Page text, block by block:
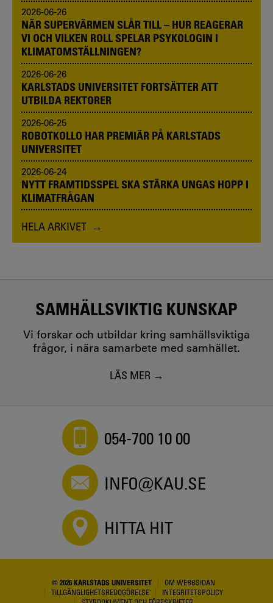
2026-06-26
NÄR SUPERVÄRMEN SLÅR TILL – HUR REAGERAR
VI OCH VILKEN ROLL SPELAR PSYKOLOGIN I
KLIMATOMSTÄLLNINGEN?
2026-06-26
KARLSTADS UNIVERSITET FORTSÄTTER ATT
UTBILDA REKTORER
2026-06-25
ROBOTKOLLO HAR PREMIÄR PÅ KARLSTADS
UNIVERSITET
2026-06-24
NYTT FRAMTIDSSPEL SKA STÄRKA UNGAS HOPP I
KLIMATFRÅGAN
HELA ARKIVET
SAMHÄLLSVIKTIG KUNSKAP
Vi forskar och utbildar kring samhällsviktiga
frågor, i nära samarbete med samhället.
LÄS MER
054-700 10 00
INFO@KAU.SE
HITTA HIT
© 2026 KARLSTADS UNIVERSITET
OM WEBBSIDAN
TILLGÄNGLIGHETSREDOGÖRELSE
INTEGRITETSPOLICY